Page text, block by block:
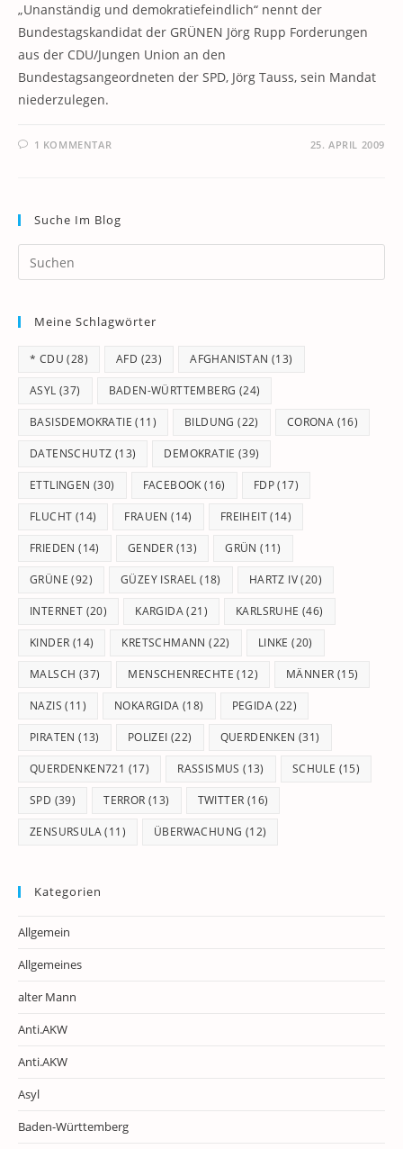
„Unanständig und demokratiefeindlich“ nennt der
Bundestagskandidat der GRÜNEN Jörg Rupp Forderungen
aus der CDU/Jungen Union an den
Bundestagsangeordneten der SPD, Jörg Tauss, sein Mandat
niederzulegen.
1 KOMMENTAR 25. APRIL 2009
Suche Im Blog
Meine Schlagwörter
* CDU (28) AFD (23) AFGHANISTAN (13)
ASYL (37) BADEN-WÜRTTEMBERG (24)
BASISDEMOKRATIE (11) BILDUNG (22) CORONA (16)
DATENSCHUTZ (13) DEMOKRATIE (39)
ETTLINGEN (30) FACEBOOK (16) FDP(17)
FLUCHT (14) FRAUEN (14) FREIHEIT(14)
FRIEDEN (14) GENDER (13) GRÜN (11)
GRÜNE (92) GÜZEY ISRAEL (18) HARTZ IV(20)
INTERNET (20) KARGIDA(21) KARLSRUHE (46)
KINDER (14) KRETSCHMANN (22) LINKE (20)
MALSCH (37) MENSCHENRECHTE (12) MÄNNER (15)
NAZIS (11) NOKARGIDA (18) PEGIDA(22)
PIRATEN (13) POLIZEI (22) QUERDENKEN (31)
QUERDENKEN721 (17) RASSISMUS (13) SCHULE (15)
SPD (39) TERROR (13) TWITTER (16)
ZENSURSULA(11) ÜBERWACHUNG (12)
Kategorien
Allgemein
Allgemeines
alter Mann
Anti.AKW
Anti.AKW
Asyl
Baden-Württemberg